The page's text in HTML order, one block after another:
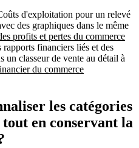
d'exploitation pour un relevé
des graphiques dans le même
profits et pertes du commerce
rapports financiers liés et des
un classeur de vente au détail à
du commerce
les catégories
en conservant la